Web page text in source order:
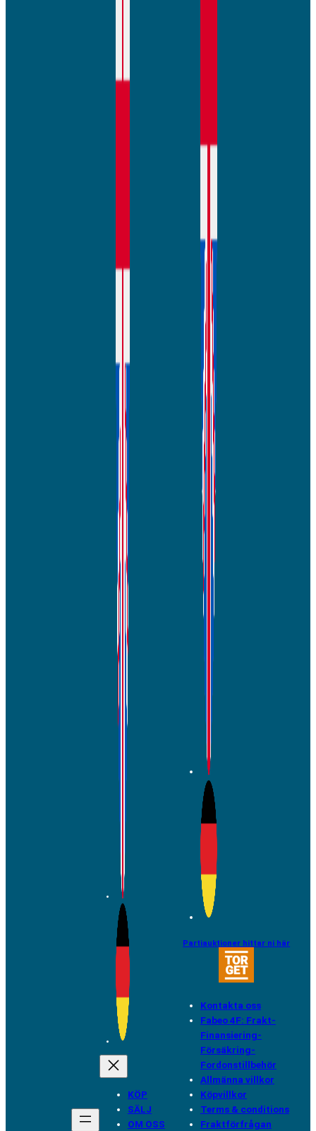
KÖP
SÄLJ
OM OSS
Partiauktioner hittar ni här
Kontakta oss
Fabeo 4F: Frakt-
Finansiering-
Försäkring-
Fordonstillbehör
Allmänna villkor
Köpvillkor
Terms & conditions
Fraktförfrågan